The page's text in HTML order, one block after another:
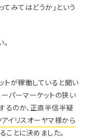
てみてはどうか」という
トが稼働していると聞い
パーマーケットの狭い
るのか、正直半信半疑
イリスオーヤマ様から
ことに決めました。